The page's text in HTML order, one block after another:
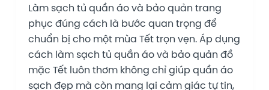
Làm sạch tủ quần áo và bảo quản trang
phục đúng cách là bước quan trọng để
chuẩn bị cho một mùa Tết trọn vẹn. Áp dụng
cách làm sạch tủ quần áo và bảo quản đồ
mặc Tết luôn thơm không chỉ giúp quần áo
sạch đẹp mà còn mang lại cảm giác tự tin,